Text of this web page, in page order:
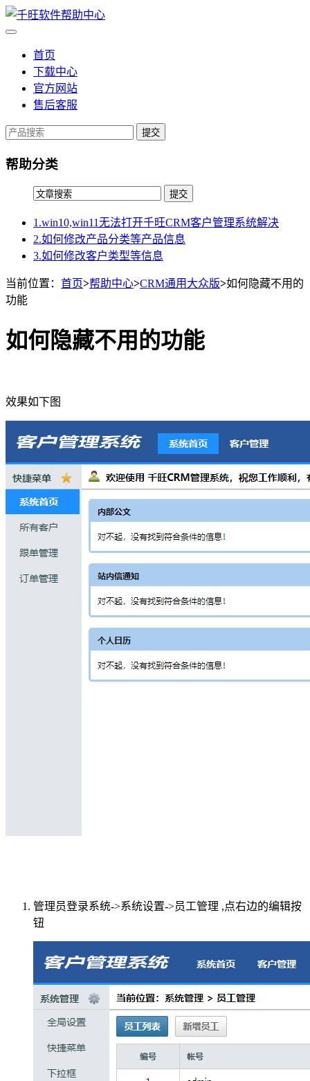
首页
下载中心
官方网站
售后客服
提交
帮助分类
1.win10,win11无法打开千旺CRM客户管理系统解决
2.如何修改产品分类等产品信息
3.如何修改客户类型等信息
当前位置： 首页>帮助中心>CRM通用大众版>如何隐藏不用的
功能
如何隐藏不用的功能
效果如下图
管理员登录系统->系统设置->员工管理 ,点右边的编辑按
钮